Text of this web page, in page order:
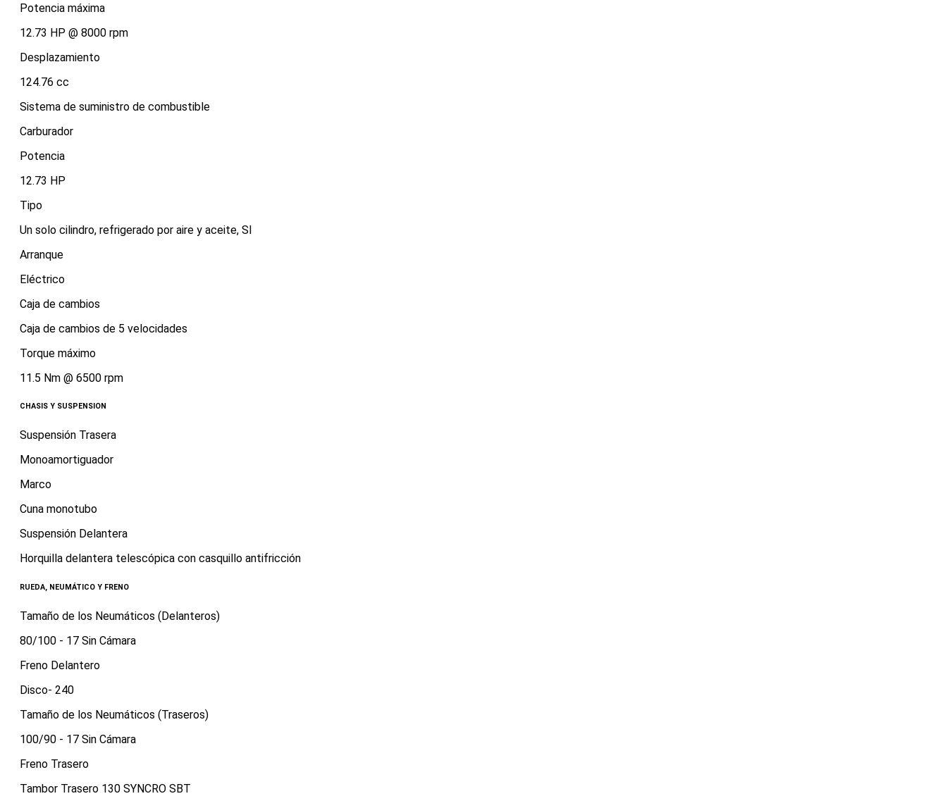
Potencia máxima
12.73 HP @ 8000 rpm
Desplazamiento
124.76 cc
Sistema de suministro de combustible
Carburador
Potencia
12.73 HP
Tipo
Un solo cilindro, refrigerado por aire y aceite, SI
Arranque
Eléctrico
Caja de cambios
Caja de cambios de 5 velocidades
Torque máximo
11.5 Nm @ 6500 rpm
CHASIS Y SUSPENSION
Suspensión Trasera
Monoamortiguador
Marco
Cuna monotubo
Suspensión Delantera
Horquilla delantera telescópica con casquillo antifricción
RUEDA, NEUMÁTICO Y FRENO
Tamaño de los Neumáticos (Delanteros)
80/100 - 17 Sin Cámara
Freno Delantero
Disco- 240
Tamaño de los Neumáticos (Traseros)
100/90 - 17 Sin Cámara
Freno Trasero
Tambor Trasero 130 SYNCRO SBT